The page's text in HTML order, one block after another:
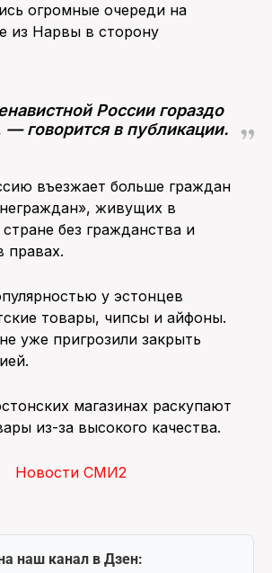
огромные очереди на
из Нарвы в сторону
России гораздо
говорится в публикации.
въезжает больше граждан
живущих в
без гражданства и
правах.
у эстонцев
товары, чипсы и айфоны.
уже пригрозили закрыть
магазинах раскупают
из-за высокого качества.
Новости СМИ2
наш канал в Дзен: